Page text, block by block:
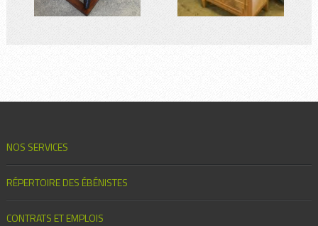
NOS SERVICES
RÉPERTOIRE DES ÉBÉNISTES
CONTRATS ET EMPLOIS